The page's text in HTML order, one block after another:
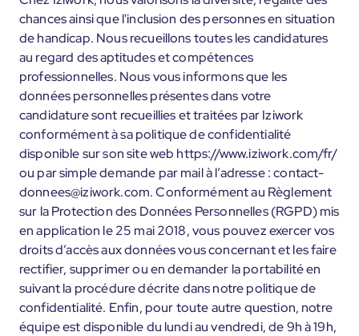
chances ainsi que l'inclusion des personnes en situation
de handicap. Nous recueillons toutes les candidatures
au regard des aptitudes et compétences
professionnelles. Nous vous informons que les
données personnelles présentes dans votre
candidature sont recueillies et traitées par Iziwork
conformément à sa politique de confidentialité
disponible sur son site web https://www.iziwork.com/fr/
ou par simple demande par mail à l’adresse : contact-
donnees@iziwork.com. Conformément au Règlement
sur la Protection des Données Personnelles (RGPD) mis
en application le 25 mai 2018, vous pouvez exercer vos
droits d’accès aux données vous concernant et les faire
rectifier, supprimer ou en demander la portabilité en
suivant la procédure décrite dans notre politique de
confidentialité. Enfin, pour toute autre question, notre
équipe est disponible du lundi au vendredi, de 9h à 19h,